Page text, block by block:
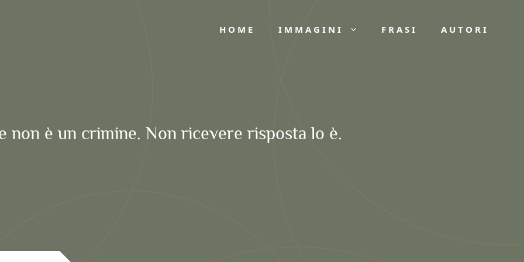
HOME IMMAGINI FRASI AUTORI
non è un crimine. Non ricevere risposta lo è.